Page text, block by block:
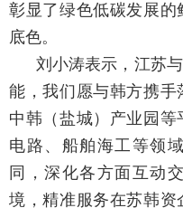
彰显了绿色低碳发展
底色。
刘小涛表示，江苏
能，我们愿与韩方携
中韩（盐城）产业园
电路、船舶海工等领
同，深化各方面互动
境，精准服务在苏韩